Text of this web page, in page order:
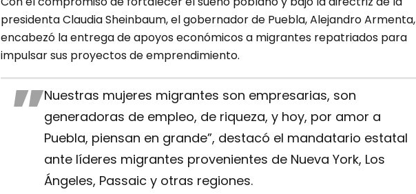
presidenta Claudia Sheinbaum, el gobernador de Puebla, Alejandro Armenta,
encabezó la entrega de apoyos económicos a migrantes repatriados para
impulsar sus proyectos de emprendimiento.
Nuestras mujeres migrantes son empresarias, son
generadoras de empleo, de riqueza, y hoy, por amor a
Puebla, piensan en grande”, destacó el mandatario estatal
ante líderes migrantes provenientes de Nueva York, Los
Ángeles, Passaic y otras regiones.